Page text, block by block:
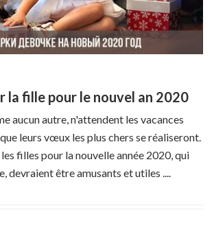
la fille pour le nouvel an 2020
aucun autre, n'attendent les vacances
leurs vœux les plus chers se réaliseront.
filles pour la nouvelle année 2020, qui
devraient être amusants et utiles ....